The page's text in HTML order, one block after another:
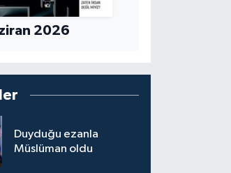
2026
Duyduğu ezanla
Müslüman oldu